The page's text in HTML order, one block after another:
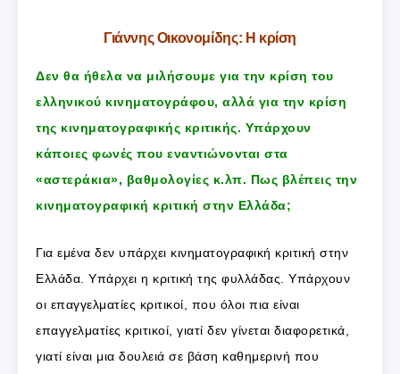
Γιάννης Οικονομίδης: Η κρίση
Δεν θα ήθελα να μιλήσουμε για την κρίση του
ελληνικού κινηματογράφου, αλλά για την κρίση
της κινηματογραφικής κριτικής. Υπάρχουν
κάποιες φωνές που εναντιώνονται στα
«αστεράκια», βαθμολογίες κ.λπ. Πως βλέπεις την
κινηματογραφική κριτική στην Ελλάδα;
Για εμένα δεν υπάρχει κινηματογραφική κριτική στην
Ελλάδα. Υπάρχει η κριτική της φυλλάδας. Υπάρχουν
οι επαγγελματίες κριτικοί, που όλοι πια είναι
επαγγελματίες κριτικοί, γιατί δεν γίνεται διαφορετικά,
γιατί είναι μια δουλειά σε βάση καθημερινή που